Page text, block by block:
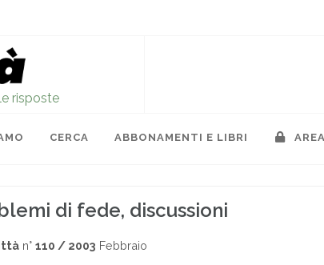
risposte
CERCA ABBONAMENTI E LIBRI
di fede, discussioni
n° 110 / 2003 Febbraio